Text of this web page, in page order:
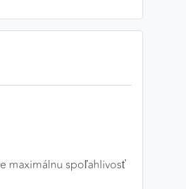
maximálnu spoľahlivosť